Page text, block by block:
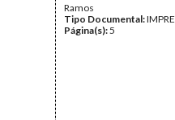
Ramos
Tipo Documental:
Página(s):5